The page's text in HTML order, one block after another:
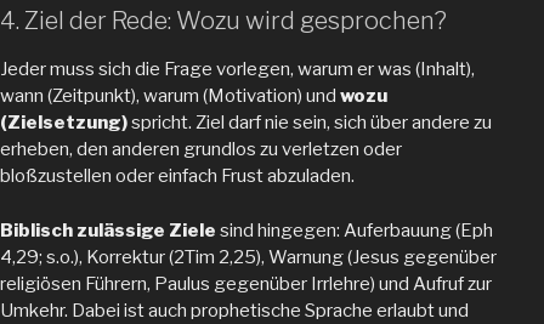
4. Ziel der Rede: Wozu wird gesprochen?
Jeder muss sich die Frage vorlegen, warum er was (Inhalt),
wann (Zeitpunkt), warum (Motivation) und wozu
(Zielsetzung)spricht. Ziel darf nie sein, sich über andere zu
erheben, den anderen grundlos zu verletzen oder
bloßzustellen oder einfach Frust abzuladen.
Biblisch zulässige Ziele sind hingegen: Auferbauung (Eph
4,29; s.o.), Korrektur (2Tim 2,25), Warnung (Jesus gegenüber
religiösen Führern, Paulus gegenüber Irrlehre) und Aufruf zur
Umkehr. Dabei ist auch prophetische Sprache erlaubt und